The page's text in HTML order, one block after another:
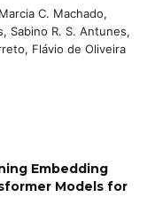
C. Machado,
Sabino R. S. Antunes,
Flávio de Oliveira
Embedding
Models for